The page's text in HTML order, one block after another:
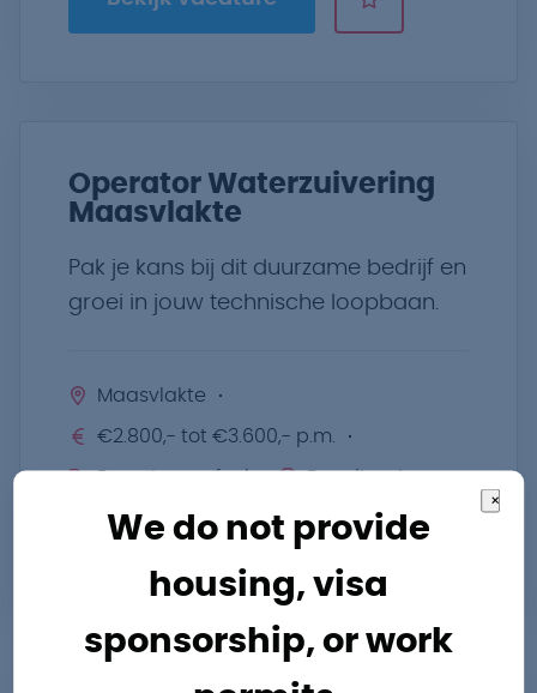
×
We do not provide
housing, visa
sponsorship, or work
Operator Waterzuivering
Maasvlakte
Pak je kans bij dit duurzame bedrijf en
groei in jouw technische loopbaan.
Maasvlakte
€2.800,- tot €3.600,- p.m.
Energie en afval Dagdienst